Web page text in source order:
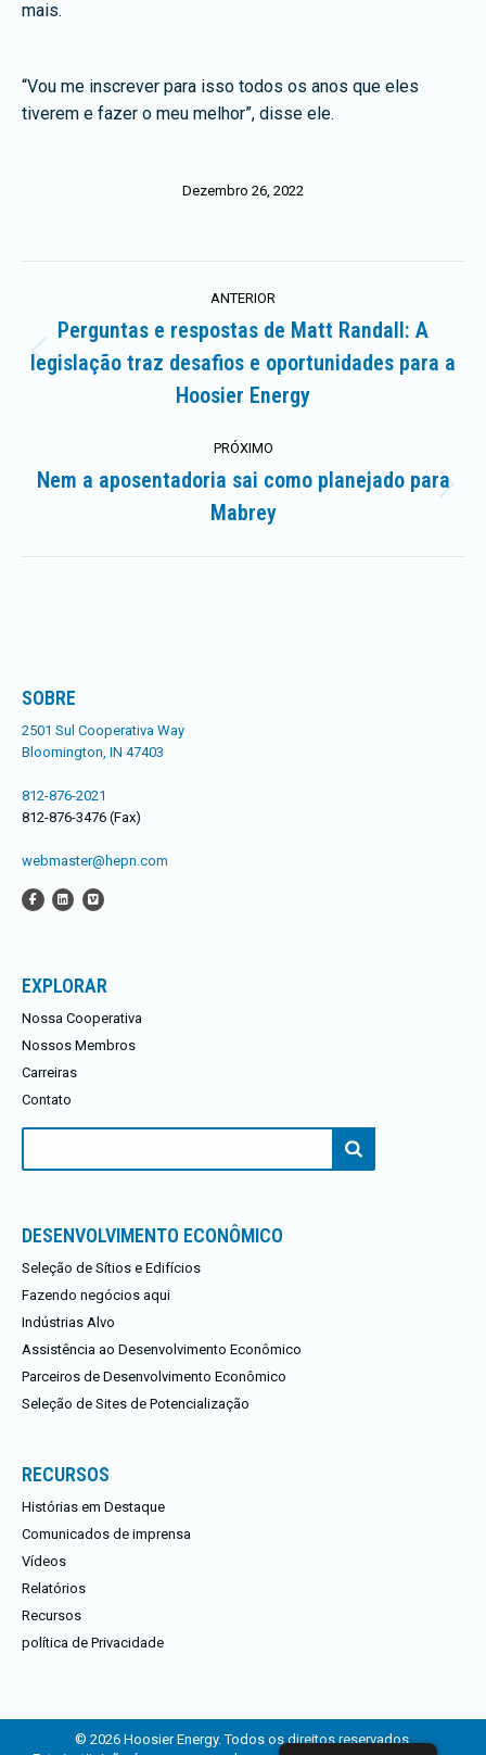
mais.
“Vou me inscrever para isso todos os anos que eles
tiverem e fazer o meu melhor”, disse ele.
Dezembro 26, 2022
de
artigos
ANTERIOR
Postagem
anterior:
Perguntas e respostas de Matt Randall: A
legislação traz desafios e oportunidades para a
Hoosier Energy
PRÓXIMO
post:
Nem a aposentadoria sai como planejado para
Mabrey
SOBRE
2501 Sul Cooperativa Way
Bloomington, IN 47403
812-876-2021
812-876-3476 (Fax)
webmaster@hepn.com
EXPLORAR
Nossa Cooperativa
Nossos Membros
Carreiras
Contato
DESENVOLVIMENTO ECONÔMICO
Seleção de Sítios e Edifícios
Fazendo negócios aqui
Indústrias Alvo
Assistência ao Desenvolvimento Econômico
Parceiros de Desenvolvimento Econômico
Seleção de Sites de Potencialização
RECURSOS
Histórias em Destaque
Comunicados de imprensa
Vídeos
Relatórios
Recursos
política de Privacidade
© 2026 Hoosier Energy. Todos os direitos reservados.